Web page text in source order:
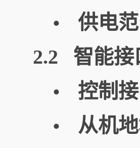
• 供电
2.2 智能接
• 控制
• 从机